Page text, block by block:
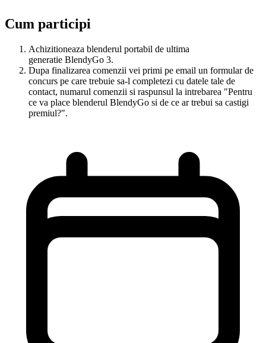
Cum participi
Achizitioneaza blenderul portabil de ultima
generatie BlendyGo 3.
Dupa finalizarea comenzii vei primi pe email un formular de
concurs pe care trebuie sa-l completezi cu datele tale de
contact, numarul comenzii si raspunsul la intrebarea "Pentru
ce va place blenderul BlendyGo si de ce ar trebui sa castigi
premiul?".